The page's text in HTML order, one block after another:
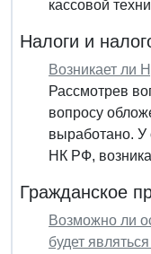
кассовой
Налоги и
Возникает ли
Рассмотрев
вопросу
выработано. У
НК РФ,
Гражданское
Возможно ли
будет